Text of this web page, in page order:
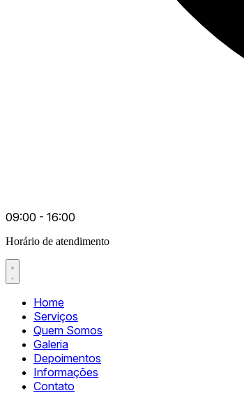
09:00 - 16:00
Horário de atendimento
Home
Serviços
Quem Somos
Galeria
Depoimentos
Informações
Contato